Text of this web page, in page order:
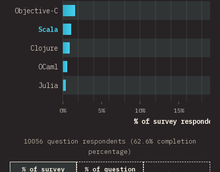
0% 5% 10% 15%
% of survey
Julia
OCaml
Clojure
Scala
Objective-C
10056 question respondents (62.6% completion
percentage)
% of survey
% of question